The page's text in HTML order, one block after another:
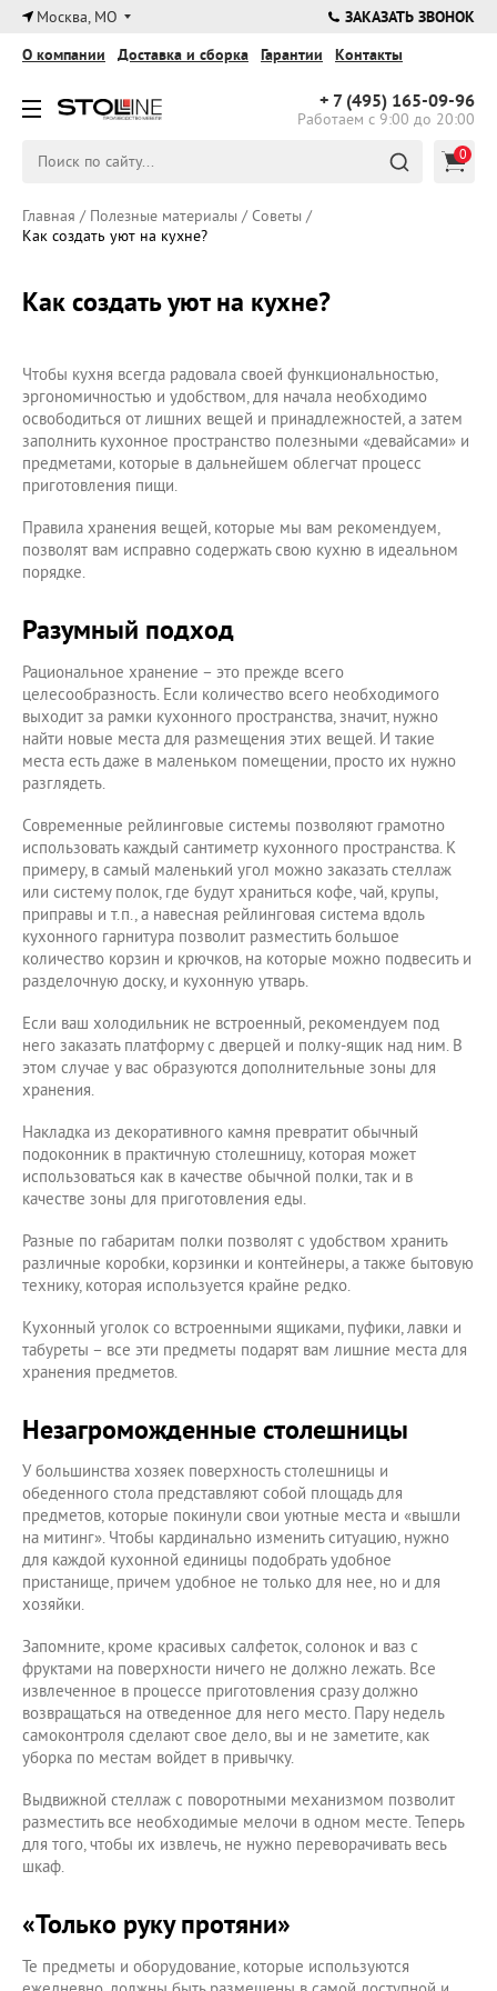
×
Москва, МО ЗАКАЗАТЬ ЗВОНОК
+ 7 (495) 165-09-96
Работаем с 9:00 до 20:00
О компании Доставка и сборка Гарантии Контакты
0
Главная / Полезные материалы /Советы /
Как создать уют на кухне?
Как создать уют на кухне?
Чтобы кухня всегда радовала своей функциональностью,
эргономичностью и удобством, для начала необходимо
освободиться от лишних вещей и принадлежностей, а затем
заполнить кухонное пространство полезными «девайсами» и
предметами, которые в дальнейшем облегчат процесс
приготовления пищи.
Правила хранения вещей, которые мы вам рекомендуем,
позволят вам исправно содержать свою кухню в идеальном
порядке.
Разумный подход
Рациональное хранение – это прежде всего
целесообразность. Если количество всего необходимого
выходит за рамки кухонного пространства, значит, нужно
найти новые места для размещения этих вещей. И такие
места есть даже в маленьком помещении, просто их нужно
разглядеть.
Современные рейлинговые системы позволяют грамотно
использовать каждый сантиметр кухонного пространства. К
примеру, в самый маленький угол можно заказать стеллаж
или систему полок, где будут храниться кофе, чай, крупы,
приправы и т.п., а навесная рейлинговая система вдоль
кухонного гарнитура позволит разместить большое
количество корзин и крючков, на которые можно подвесить и
разделочную доску, и кухонную утварь.
Если ваш холодильник не встроенный, рекомендуем под
него заказать платформу с дверцей и полку-ящик над ним. В
этом случае у вас образуются дополнительные зоны для
хранения.
Накладка из декоративного камня превратит обычный
подоконник в практичную столешницу, которая может
использоваться как в качестве обычной полки, так и в
качестве зоны для приготовления еды.
Разные по габаритам полки позволят с удобством хранить
различные коробки, корзинки и контейнеры, а также бытовую
технику, которая используется крайне редко.
Кухонный уголок со встроенными ящиками, пуфики, лавки и
табуреты – все эти предметы подарят вам лишние места для
хранения предметов.
Незагроможденные столешницы
У большинства хозяек поверхность столешницы и
обеденного стола представляют собой площадь для
предметов, которые покинули свои уютные места и «вышли
на митинг». Чтобы кардинально изменить ситуацию, нужно
для каждой кухонной единицы подобрать удобное
пристанище, причем удобное не только для нее, но и для
хозяйки.
Запомните, кроме красивых салфеток, солонок и ваз с
фруктами на поверхности ничего не должно лежать. Все
извлеченное в процессе приготовления сразу должно
возвращаться на отведенное для него место. Пару недель
самоконтроля сделают свое дело, вы и не заметите, как
уборка по местам войдет в привычку.
Выдвижной стеллаж с поворотными механизмом позволит
разместить все необходимые мелочи в одном месте. Теперь
для того, чтобы их извлечь, не нужно переворачивать весь
шкаф.
«Только руку протяни»
Те предметы и оборудование, которые используются